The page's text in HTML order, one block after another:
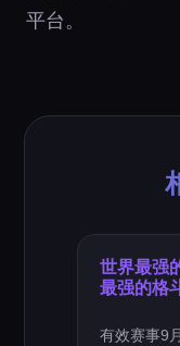
平台。
世界最强
最强的格
有效赛事9